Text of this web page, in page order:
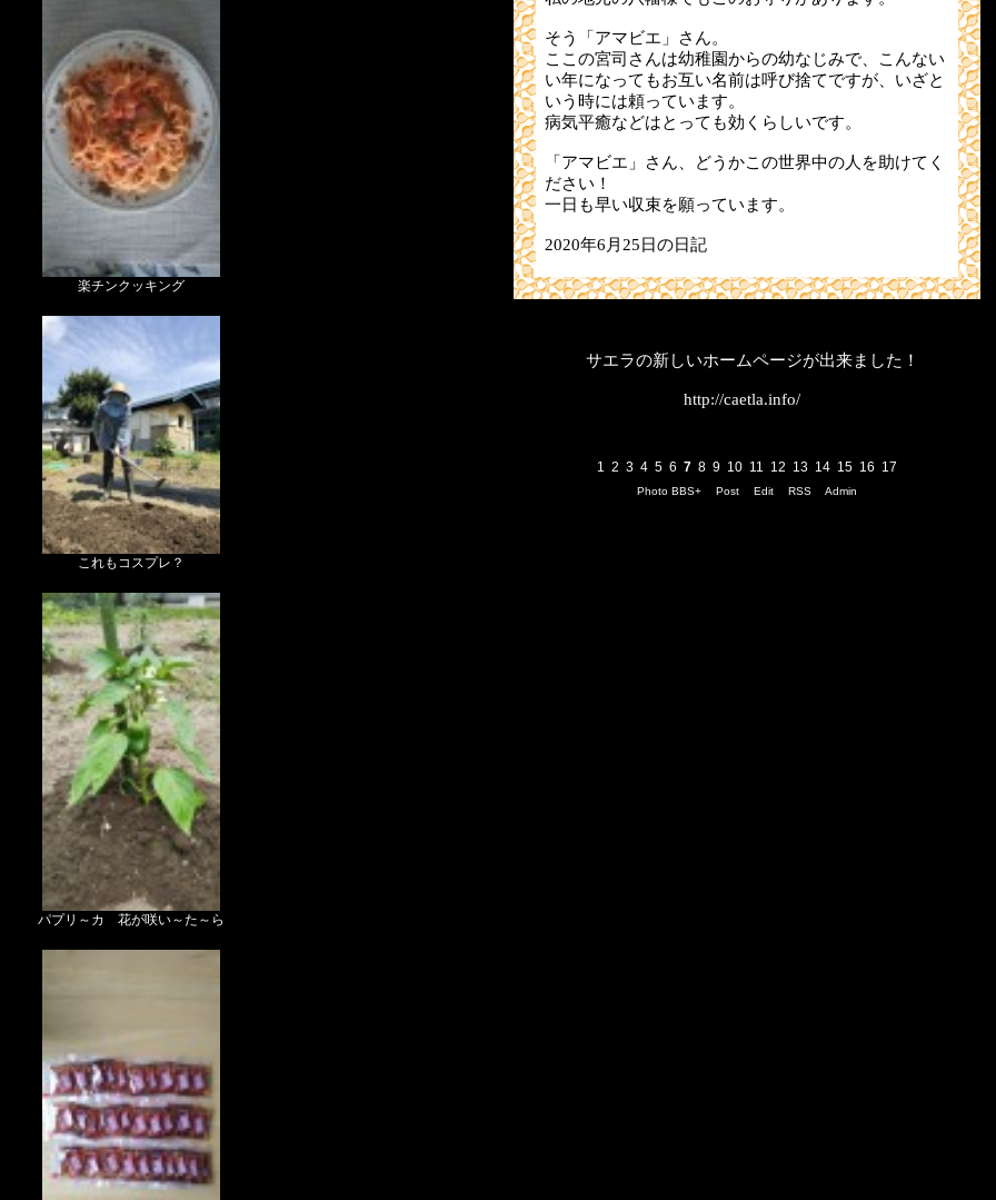
楽チンクッキング
これもコスプレ？
パプリ～カ 花が咲い～た～ら
そう「アマビエ」さん。
ここの宮司さんは幼稚園からの幼なじみで、こんない
い年になってもお互い名前は呼び捨てですが、いざと
いう時には頼っています。
病気平癒などはとっても効くらしいです。
「アマビエ」さん、どうかこの世界中の人を助けてく
ださい！
一日も早い収束を願っています。
2020年6月25日の日記
サエラの新しいホームページが出来ました！
http://caetla.info/
1 2 3 4 5 6 7 8 9 10 11 12 13 14 15 16 17
Photo BBS+ Post Edit RSS Admin